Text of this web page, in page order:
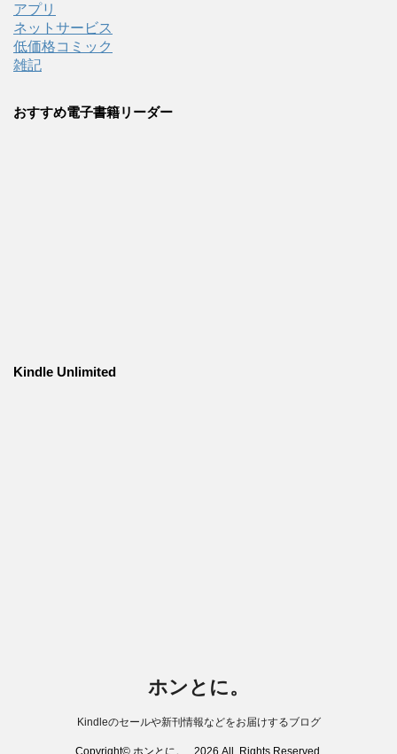
アプリ
ネットサービス
低価格コミック
雑記
おすすめ電子書籍リーダー
Kindle Unlimited
ホンとに。
Kindleのセールや新刊情報などをお届けするブログ